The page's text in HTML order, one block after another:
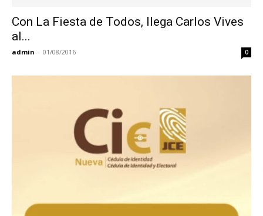
Con La Fiesta de Todos, llega Carlos Vives
al...
admin - 01/08/2016 0